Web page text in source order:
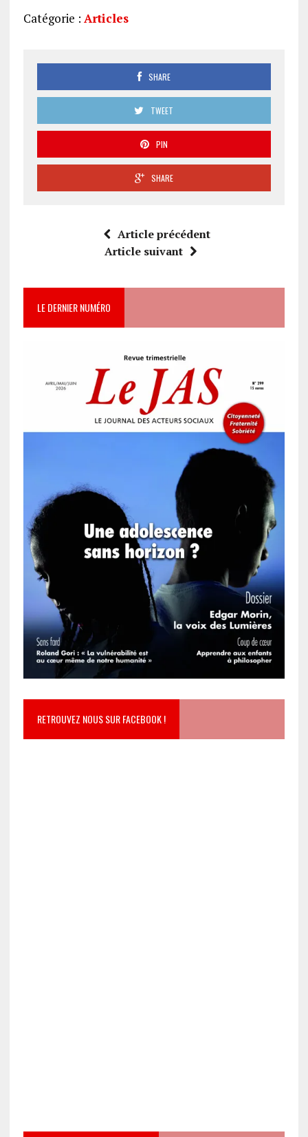
citoyen
crise
(211)
Catégorie : Articles
SHARE
TWEET
PIN
SHARE
Article précédent
Article suivant
LE DERNIER NUMÉRO
RETROUVEZ NOUS SUR FACEBOOK !